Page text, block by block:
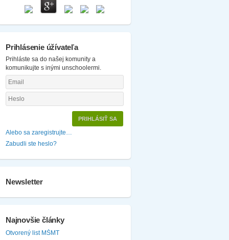
Prihlásenie úžívateľa
Prihláste sa do našej komunity a
komunikujte s inými unschoolermi.
Alebo sa zaregistrujte…
Zabudli ste heslo?
Newsletter
Najnovšie články
Otvorený list MŠMT